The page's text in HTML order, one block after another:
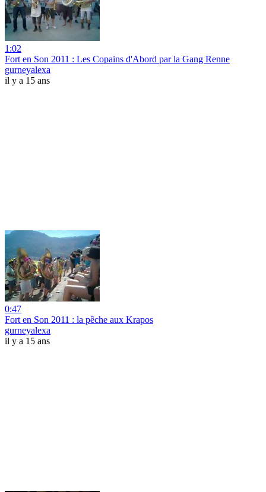
1:02
Fort en Son 2011 : Les Copains d'Abord par la Gang Renne
gurneyalexa
il y a 15 ans
0:47
Fort en Son 2011 : la pêche aux Krapos
gurneyalexa
il y a 15 ans